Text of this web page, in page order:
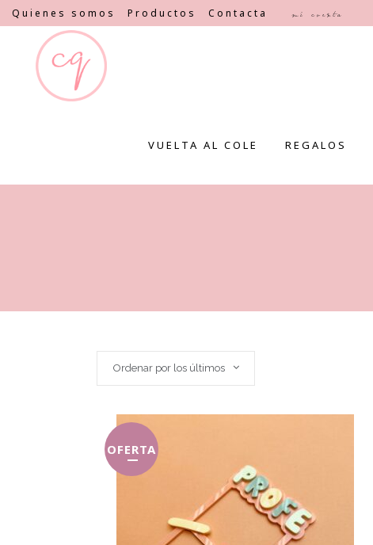
Quienes somos Productos Contacta Mi cuenta
VUELTA AL COLE REGALOS
Ordenar por los últimos
OFERTA